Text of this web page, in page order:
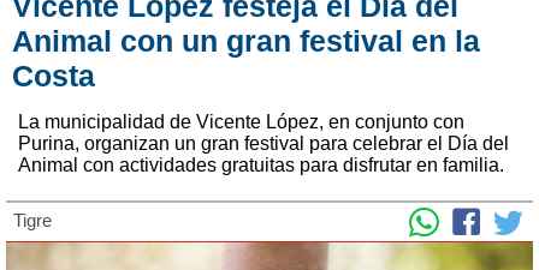
Animal con un gran festival en la
Costa
La municipalidad de Vicente López, en conjunto con
Purina, organizan un gran festival para celebrar el Día del
Animal con actividades gratuitas para disfrutar en familia.
Tigre